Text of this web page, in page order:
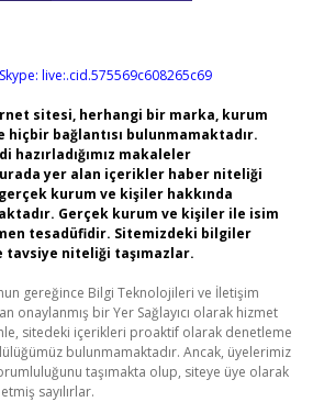
Skype: live:.cid.575569c608265c69
sitesi, herhangi bir marka, kurum
hiçbir bağlantısı bulunmamaktadır.
hazırladığımız makaleler
yer alan içerikler haber niteliği
kurum ve kişiler hakkında
Gerçek kurum ve kişiler ile isim
tesadüfidir. Sitemizdeki bilgiler
niteliği taşımazlar.
gereğince Bilgi Teknolojileri ve İletişim
onaylanmış bir Yer Sağlayıcı olarak hizmet
sitedeki içerikleri proaktif olarak denetleme
bulunmamaktadır. Ancak, üyelerimiz
taşımakta olup, siteye üye olarak
sayılırlar.